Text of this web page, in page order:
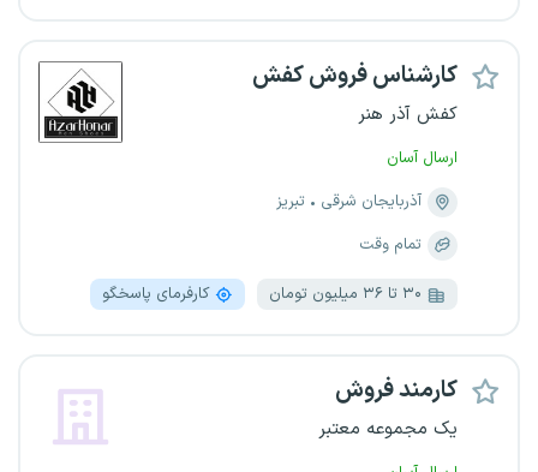
کارشناس فروش کفش
کفش آذر هنر
ارسال آسان
آذربایجان شرقی
تبریز
تمام وقت
۳۰ تا ۳۶ میلیون تومان کارفرمای پاسخگو
کارمند فروش
یک مجموعه معتبر